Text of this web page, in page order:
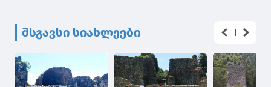
მსგავსი სიახლეები